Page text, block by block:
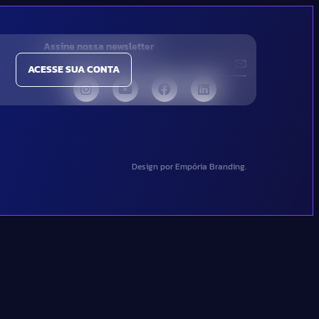
ACESSE SUA CONTA
Assine nossa newsletter
Design por Empória Branding.